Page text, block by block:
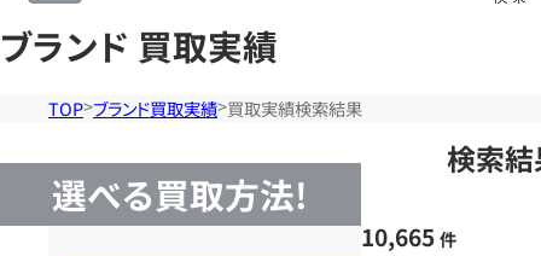
ブランド 買取実績
TOP ブランド買取実績 買取実績検索結果
選べる買取方法!
検索
10,665 件